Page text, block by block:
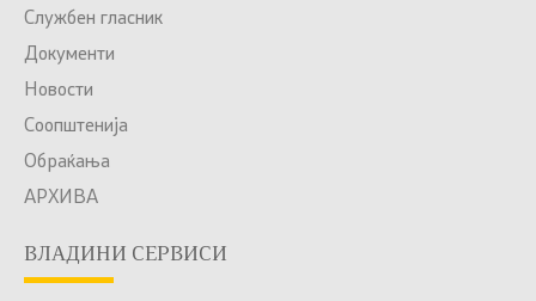
Службен гласник
Документи
Новости
Соопштенија
Обраќања
АРХИВА
ВЛАДИНИ СЕРВИСИ